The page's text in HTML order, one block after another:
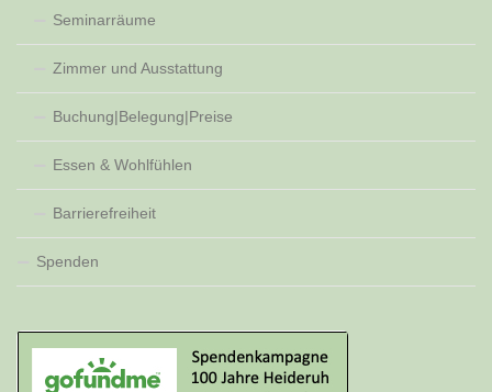
Seminarräume
Zimmer und Ausstattung
Buchung|Belegung|Preise
Essen & Wohlfühlen
Barrierefreiheit
Spenden